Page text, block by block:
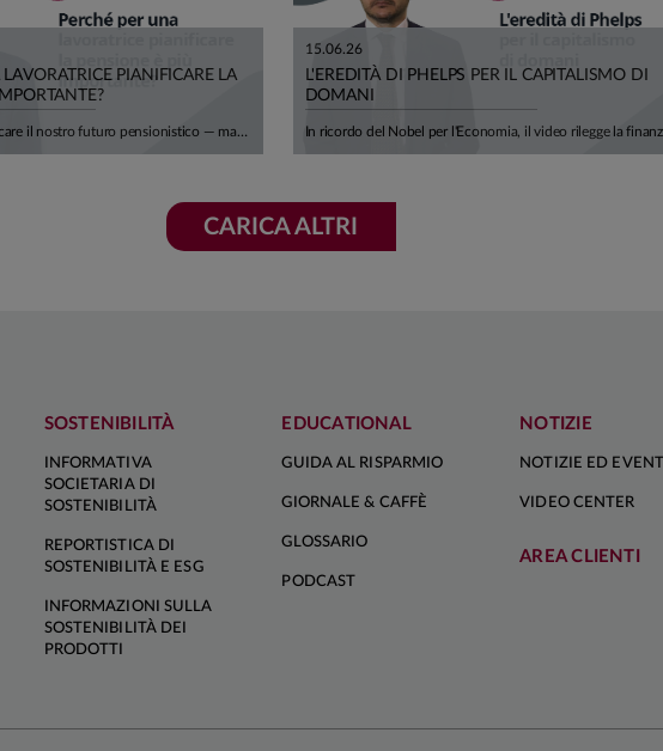
LAVORATRICE PIANIFICARE LA
Tutti dobbiamo pianificare il nostro futuro pensionistico — ma per le lavoratrici ci sono cinque motivi in più per farlo con urgenza. In questo episodio Andrea Carbone di Smileconomy li analizza uno per uno, con dati concreti e una prospettiva che riguarda milioni di donne in Italia. Le retribuzioni femminili sono in media il 22% più basse di quelle maschili, anche a causa di maternità, part-time e carriere discontinue. Nel sistema contributivo, guadagnare meno significa versare meno contributi: le neo-pensionate del 2024 hanno ricevuto assegni inferiori del 29% rispetto ai neo-pensionati. A questo si aggiunge un'attesa di vita di quasi 3 anni superiore a quella maschile a 65 anni: più tempo da coprire, con meno risorse disponibili. Ma non finisce qui. Vivere più a lungo espone a una maggiore probabilità di non autosufficienza — dopo i 75 anni una donna su due ha limitazioni nelle attività quotidiane — e, dato che le spose sono mediamente più giovani degli sposi di circa 3 anni, c'è una concreta probabilità di affrontare in media 6 anni di longevità da sola, senza il supporto del partner. Cinque ragioni per cui pianificare una rendita integrativa — attraverso i fondi pensione — e riflettere per tempo sui propri bisogni sanitari e assistenziali non è un'opzione, ma una priorità.
15.06.26
L'EREDITÀ DI PHELPS PER IL CAPITALISMO DI
DOMANI
CARICA ALTRI
SOSTENIBILITÀ
INFORMATIVA
SOCIETARIA DI
SOSTENIBILITÀ
REPORTISTICA DI
SOSTENIBILITÀ E ESG
INFORMAZIONI SULLA
SOSTENIBILITÀ DEI
PRODOTTI
EDUCATIONAL
GUIDA AL RISPARMIO
GIORNALE & CAFFÈ
GLOSSARIO
PODCAST
NOTIZIE
NOTIZIE ED EVENTI
VIDEO CENTER
AREA CLIENTI